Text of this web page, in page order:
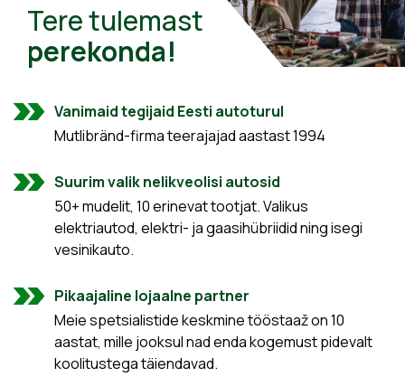
Tere tulemast
perekonda!
Vanimaid tegijaid Eesti autoturul
Mutlibränd-firma teerajajad aastast 1994
Suurim valik nelikveolisi autosid
50+ mudelit, 10 erinevat tootjat. Valikus
elektriautod, elektri- ja gaasihübriidid ning isegi
vesinikauto.
Pikaajaline lojaalne partner
Meie spetsialistide keskmine tööstaaž on 10
aastat, mille jooksul nad enda kogemust pidevalt
koolitustega täiendavad.